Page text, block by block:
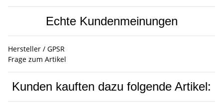
Echte Kundenmeinungen
Hersteller / GPSR
Frage zum Artikel
Kunden kauften dazu folgende Artikel: